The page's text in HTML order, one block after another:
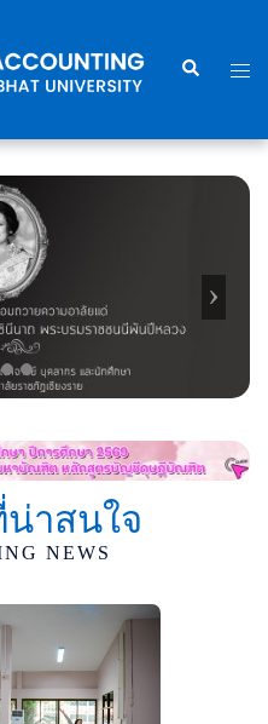
Search
าสนใจ
NEWS